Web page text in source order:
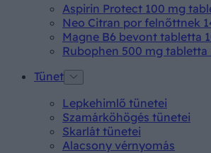
Aspirin Protect 100 mg
Neo Citran por felnőttnek
Magne B6 bevont tabletta
Rubophen 500 mg tabletta
Tünet
Lepkehimlő tünetei
Szamárköhögés tünetei
Skarlát tünetei
Alacsony vérnyomás